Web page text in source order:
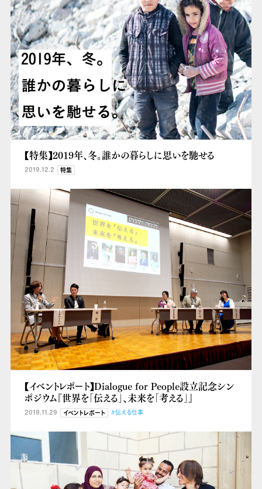
【特集】2019年、冬。誰かの暮らしに思いを馳せる
2019.12.2 特集
【イベントレポート】Dialogue for People設立記念シン
ポジウム『世界を「伝える」、未来を「考える」』
2019.11.29 イベントレポート #伝える仕事